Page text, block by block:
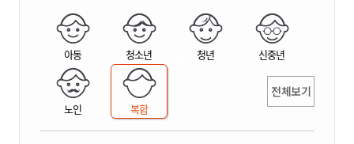
아동 청소년 청년 신중년
노인 복합
전체보기